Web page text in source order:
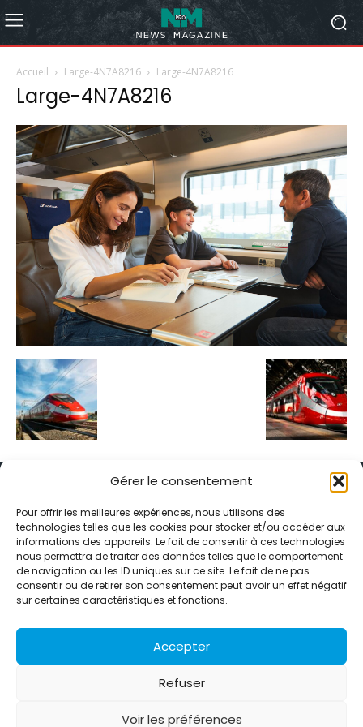
Gérer le consentement
Pour offrir les meilleures expériences, nous utilisons des
technologies telles que les cookies pour stocker et/ou accéder aux
informations des appareils. Le fait de consentir à ces technologies
nous permettra de traiter des données telles que le comportement
de navigation ou les ID uniques sur ce site. Le fait de ne pas
consentir ou de retirer son consentement peut avoir un effet négatif
sur certaines caractéristiques et fonctions.
Accepter
Refuser
Voir les préférences
Accueil Large-4N7A8216 Large-4N7A8216
Large-4N7A8216
Alternative Média est une agence de relations presse et de
relations publiques basée à Grenoble. Depuis 1995, elle conçoit et
pilote des stratégies de visibilité en France et à l’international
grâce à un réseau d’agences partenaires.